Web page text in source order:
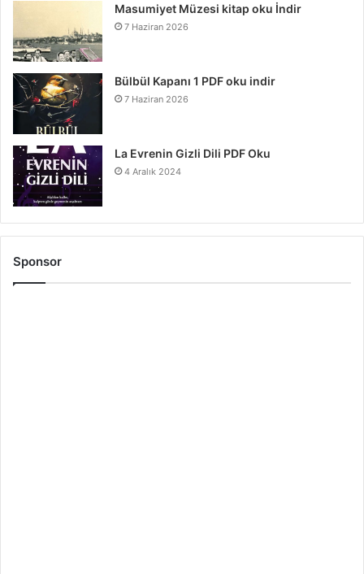
Masumiyet Müzesi kitap oku İndir
7 Haziran 2026
Bülbül Kapanı 1 PDF oku indir
7 Haziran 2026
La Evrenin Gizli Dili PDF Oku
4 Aralık 2024
Sponsor